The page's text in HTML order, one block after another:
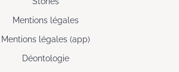
Mentions légales
Mentions légales (app)
Déontologie